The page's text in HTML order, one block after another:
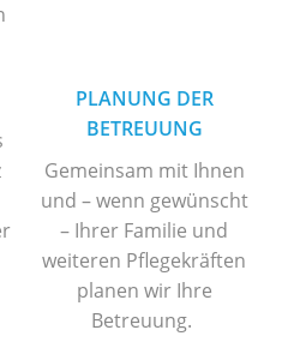
PLANUNG DER
BETREUUNG
Gemeinsam mit Ihnen
und – wenn gewünscht
– Ihrer Familie und
weiteren Pflegekräften
planen wir Ihre
Betreuung.